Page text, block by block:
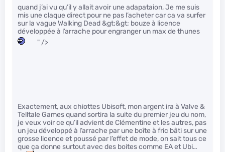
quand j’ai vu qu’il y allait avoir une adapataion, Je me suis
mis une claque direct pour ne pas l’acheter car ca va surfer
sur la vague Walking Dead &gt;&gt; bouze à licence
développée à l’arrache pour engranger un max de thunes
" />
Exactement, aux chiottes Ubisoft, mon argent ira à Valve &
Telltale Games quand sortira la suite du premier jeu du nom,
je veux voir ce qu’il advient de Clémentine et les autres, pas
un jeu développé à l’arrache par une boîte à fric bâti sur une
grosse licence et poussé par l’effet de mode, on sait tous ce
que ça donne surtout avec des boites comme EA et Ubi…